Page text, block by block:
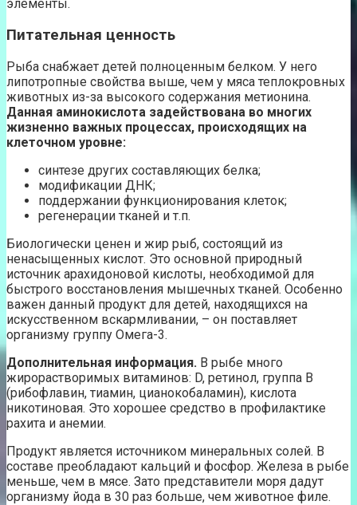
элементы.
Питательная ценность
Рыба снабжает детей полноценным белком. У него
липотропные свойства выше, чем у мяса теплокровных
животных из-за высокого содержания метионина.
Данная аминокислота задействована во многих
жизненно важных процессах, происходящих на
клеточном уровне:
синтезе других составляющих белка;
модификации ДНК;
поддержании функционирования клеток;
регенерации тканей и т.п.
Биологически ценен и жир рыб, состоящий из
ненасыщенных кислот. Это основной природный
источник арахидоновой кислоты, необходимой для
быстрого восстановления мышечных тканей. Особенно
важен данный продукт для детей, находящихся на
искусственном вскармливании, – он поставляет
организму группу Омега-3.
Дополнительная информация. В рыбе много
жирорастворимых витаминов: D, ретинол, группа B
(рибофлавин, тиамин, цианокобаламин), кислота
никотиновая. Это хорошее средство в профилактике
рахита и анемии.
Продукт является источником минеральных солей. В
составе преобладают кальций и фосфор. Железа в рыбе
меньше, чем в мясе. Зато представители моря дадут
организму йода в 30 раз больше, чем животное филе.